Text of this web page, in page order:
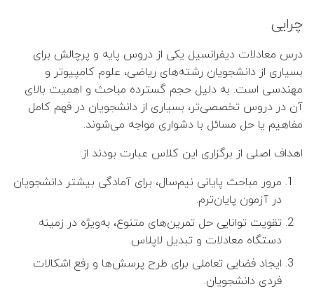
👤 سمیه اشرفی
👤 شکرا سالاریان
👤 زهرا منصوروار
👤 صغری نوبختیان
چرایی
درس معادلات دیفرانسیل یکی از دروس پایه و پرچالش برای
بسیاری از دانشجویان رشته‌های ریاضی، علوم کامپیوتر و
مهندسی است. به دلیل حجم گسترده مباحث و اهمیت بالای
آن در دروس تخصصی‌تر، بسیاری از دانشجویان در فهم کامل
مفاهیم یا حل مسائل با دشواری مواجه می‌شوند.
اهداف اصلی از برگزاری این کلاس عبارت بودند از:
مرور مباحث پایانی نیم‌سال، برای آمادگی بیشتر دانشجویان
در آزمون پایان‌ترم.
تقویت توانایی حل تمرین‌های متنوع، به‌ویژه در زمینه
دستگاه معادلات و تبدیل لاپلاس.
ایجاد فضایی تعاملی برای طرح پرسش‌ها و رفع اشکالات
فردی دانشجویان.